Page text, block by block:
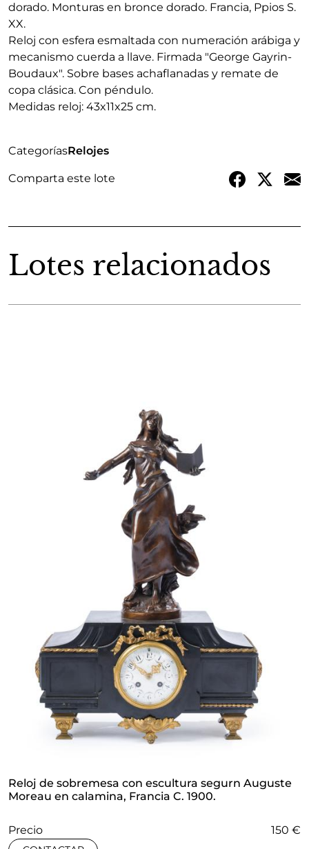
dorado. Monturas en bronce dorado. Francia, Ppios S.
XX.
Reloj con esfera esmaltada con numeración arábiga y
mecanismo cuerda a llave. Firmada "George Gayrin-
Boudaux". Sobre bases achaflanadas y remate de
copa clásica. Con péndulo.
Medidas reloj: 43x11x25 cm.
CategoríasRelojes
Comparta este lote
Lotes relacionados
Reloj de sobremesa con escultura segurn Auguste
Moreau en calamina, Francia C. 1900.
Precio 150 €